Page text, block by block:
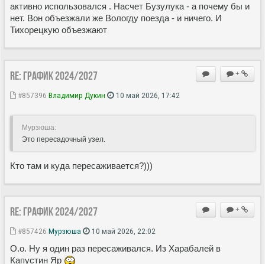
активно использовался . Насчет Бузулука - а почему бы и
нет. Вон объезжали же Вологду поезда - и ничего. И
Тихорецкую объезжают
+
Re: ГРАФИК 2024/2027
#857396 Владимир Дукин 10 май 2026, 17:42
Мурзюша:
Это пересадочный узел.
Кто там и куда пересаживается?)))
+
Re: ГРАФИК 2024/2027
#857426 Мурзюша 10 май 2026, 22:02
О.о. Ну я один раз пересаживался. Из Харабалей в
Капустин Яр